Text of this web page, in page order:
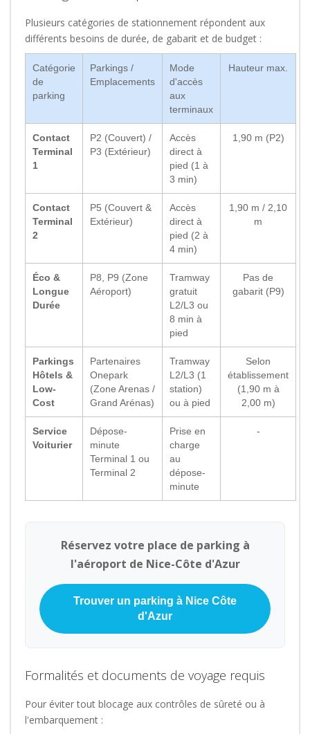
Plusieurs catégories de stationnement répondent aux
différents besoins de durée, de gabarit et de budget :
Catégorie
de
parking
Parkings /
Emplacements
Mode
d'accès
aux
terminaux
Hauteur max.
Contact
Terminal
1
P2 (Couvert) /
P3 (Extérieur)
Accès
direct à
pied (1 à
3 min)
1,90 m (P2)
Contact
Terminal
2
P5 (Couvert &
Extérieur)
Accès
direct à
pied (2 à
4 min)
1,90 m / 2,10
m
Éco &
Longue
Durée
P8, P9 (Zone
Aéroport)
Tramway
gratuit
L2/L3 ou
8 min à
pied
Pas de
gabarit (P9)
Parkings
Hôtels &
Low-
Cost
Partenaires
Onepark
(Zone Arenas /
Grand Arénas)
Tramway
L2/L3 (1
station)
ou à pied
Selon
établissement
(1,90 m à
2,00 m)
Service
Voiturier
Dépose-
minute
Terminal 1 ou
Terminal 2
Prise en
charge
au
dépose-
minute
-
Réservez votre place de parking à
l'aéroport de Nice-Côte d'Azur
Trouver un parking à Nice Côte
d'Azur
Formalités et documents de voyage requis
Pour éviter tout blocage aux contrôles de sûreté ou à
l'embarquement :